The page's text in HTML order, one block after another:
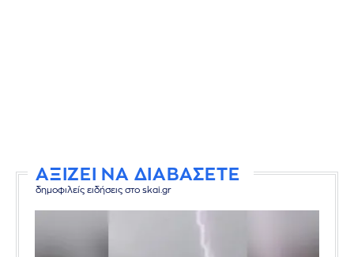
ΑΞΙΖΕΙ ΝΑ ΔΙΑΒΑΣΕΤΕ
δημοφιλείς ειδήσεις στο skai.gr